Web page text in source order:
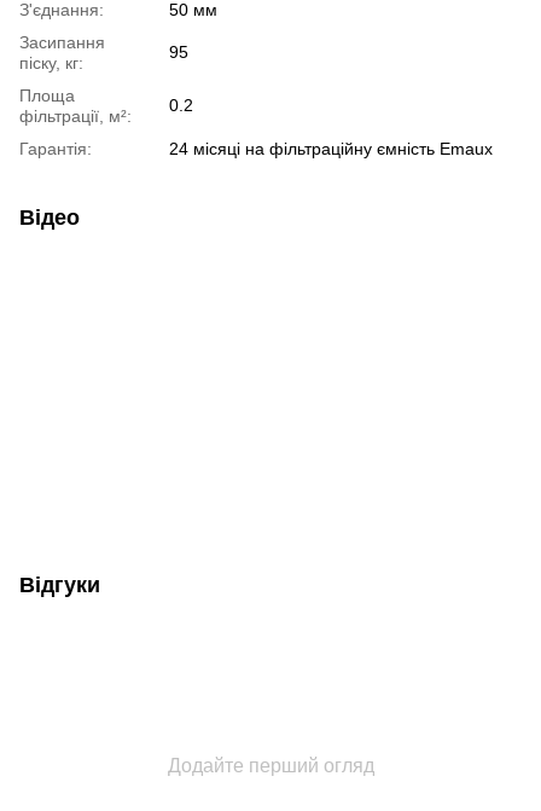
З'єднання:
50 мм
Засипання
піску, кг:
95
Площа
фільтрації, м²:
0.2
Гарантія: 24 місяці на фільтраційну ємність Emaux
Відео
Відгуки
Додайте перший огляд